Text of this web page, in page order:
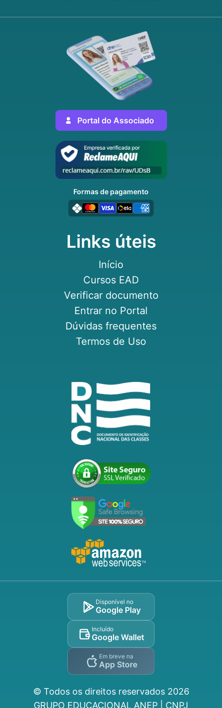
Links úteis
Início
Cursos EAD
Verificar documento
Entrar no Portal
Dúvidas frequentes
Termos de Uso
Portal do Associado
Formas de pagamento
Disponível no
Google Play
Incluído
Google Wallet
Em breve na
App Store
© Todos os direitos reservados 2026
GRUPO EDUCACIONAL ANEP | CNPJ